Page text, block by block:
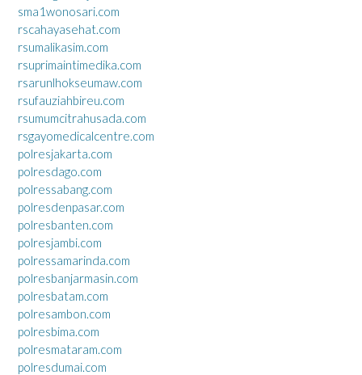
sma1wonosari.com
rscahayasehat.com
rsumalikasim.com
rsuprimaintimedika.com
rsarunlhokseumaw.com
rsufauziahbireu.com
rsumumcitrahusada.com
rsgayomedicalcentre.com
polresjakarta.com
polresdago.com
polressabang.com
polresdenpasar.com
polresbanten.com
polresjambi.com
polressamarinda.com
polresbanjarmasin.com
polresbatam.com
polresambon.com
polresbima.com
polresmataram.com
polresdumai.com